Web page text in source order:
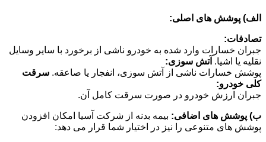
الف) پوشش های اصلی:
تصادفات:
جبران خسارات وارد شده به خودرو ناشی از برخورد با سایر وسایل
نقلیه یا اشیا. آتش سوزی:
پوشش خسارات ناشی از آتش سوزی، انفجار یا صاعقه. سرقت
کلی خودرو:
جبران ارزش خودرو در صورت سرقت کامل آن.
ب) پوشش های اضافی: بیمه بدنه از شرکت آسیا امکان افزودن
پوشش های متنوعی را نیز در اختیار شما قرار می دهد: